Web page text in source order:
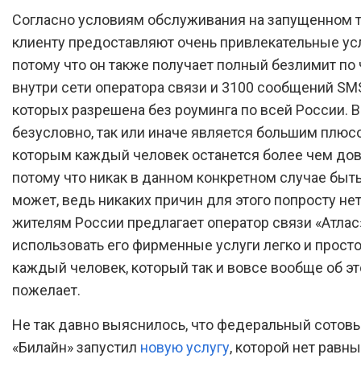
Согласно условиям обслуживания на запущенном
клиенту предоставляют очень привлекательные
потому что он также получает полный безлимит по
внутри сети оператора связи и 3100 сообщений
которых разрешена без роуминга по всей России.
безусловно, так или иначе является большим
которым каждый человек останется более чем
потому что никак в данном конкретном случае
может, ведь никаких причин для этого попросту
жителям России предлагает оператор связи
использовать его фирменные услуги легко и
каждый человек, который так и вовсе вообще об
пожелает.
Не так давно выяснилось, что федеральный
«Билайн» запустил новую услугу, которой нет